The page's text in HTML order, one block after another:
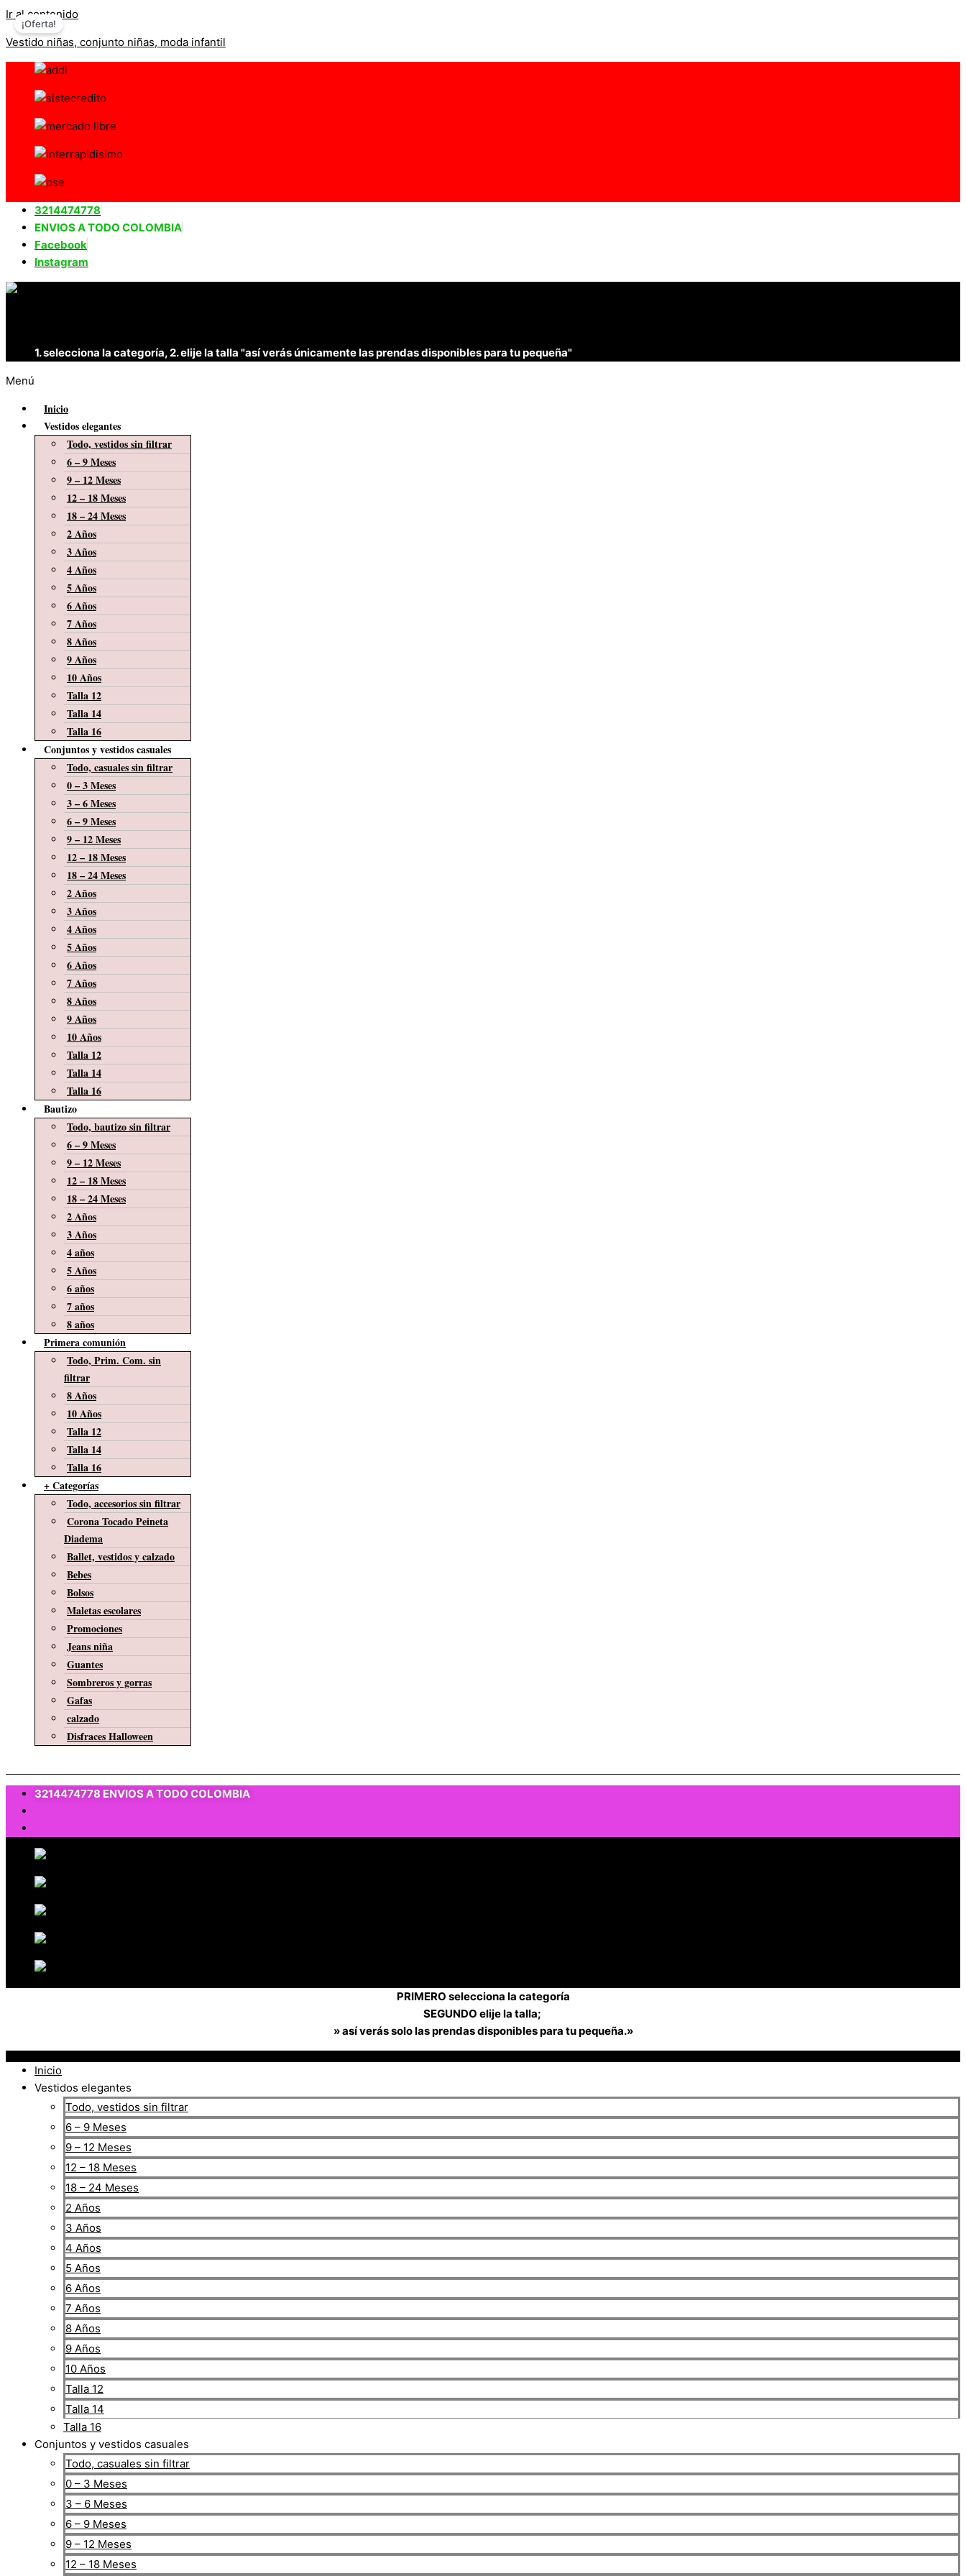
Ir al contenido
Vestido niñas, conjunto niñas, moda infantil
3214474778
ENVIOS A TODO COLOMBIA
Facebook
Instagram
1. selecciona la categoría, 2. elije la talla "así verás únicamente las prendas disponibles para tu pequeña"
Menú
Inicio
Vestidos elegantes
Todo, vestidos sin filtrar
6 – 9 Meses
9 – 12 Meses
12 – 18 Meses
18 – 24 Meses
2 Años
3 Años
4 Años
5 Años
6 Años
7 Años
8 Años
9 Años
10 Años
Talla 12
Talla 14
Talla 16
Conjuntos y vestidos casuales
Todo, casuales sin filtrar
0 – 3 Meses
3 – 6 Meses
6 – 9 Meses
9 – 12 Meses
12 – 18 Meses
18 – 24 Meses
2 Años
3 Años
4 Años
5 Años
6 Años
7 Años
8 Años
9 Años
10 Años
Talla 12
Talla 14
Talla 16
Bautizo
Todo, bautizo sin filtrar
6 – 9 Meses
9 – 12 Meses
12 – 18 Meses
18 – 24 Meses
2 Años
3 Años
4 años
5 Años
6 años
7 años
8 años
Primera comunión
Todo, Prim. Com. sin
filtrar
8 Años
10 Años
Talla 12
Talla 14
Talla 16
+ Categorías
Todo, accesorios sin filtrar
Corona Tocado Peineta
Diadema
Ballet, vestidos y calzado
Bebes
Bolsos
Maletas escolares
Promociones
Jeans niña
Guantes
Sombreros y gorras
Gafas
calzado
Disfraces Halloween
3214474778 ENVIOS A TODO COLOMBIA
PRIMERO selecciona la categoría
SEGUNDO elije la talla;
» así verás solo las prendas disponibles para tu pequeña.»
Inicio
Vestidos elegantes
Todo, vestidos sin filtrar
6 – 9 Meses
9 – 12 Meses
12 – 18 Meses
18 – 24 Meses
2 Años
3 Años
4 Años
5 Años
6 Años
7 Años
8 Años
9 Años
10 Años
Talla 12
Talla 14
Talla 16
Conjuntos y vestidos casuales
Todo, casuales sin filtrar
0 – 3 Meses
3 – 6 Meses
6 – 9 Meses
9 – 12 Meses
12 – 18 Meses
¡Oferta!